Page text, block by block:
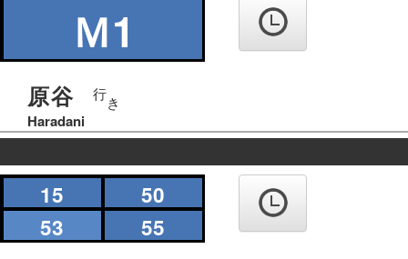
Ｍ1
原谷 行き
Haradani
の
ば
15
50
53
55